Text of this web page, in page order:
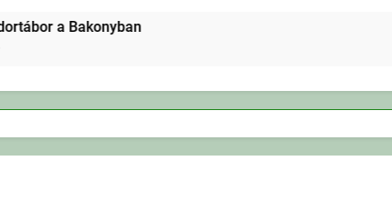
a Bakonyban